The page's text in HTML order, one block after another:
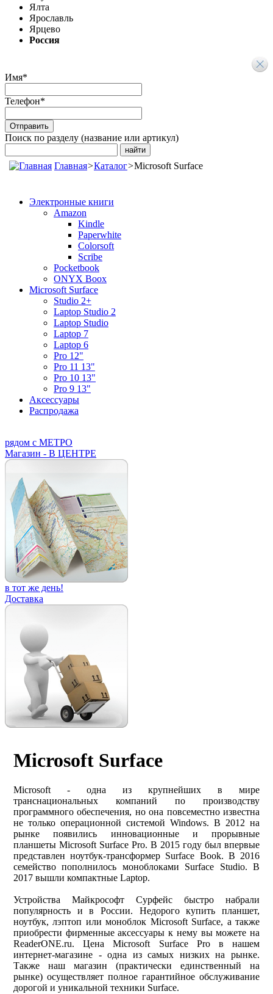
Ялта
Ярославль
Ярцево
Россия
Имя*
Телефон*
Поиск по разделу (название или артикул)
Главная>Каталог>Microsoft Surface
Электронные книги
Amazon
Kindle
Paperwhite
Colorsoft
Scribe
Pocketbook
ONYX Boox
Microsoft Surface
Studio 2+
Laptop Studio 2
Laptop Studio
Laptop 7
Laptop 6
Pro 12"
Pro 11 13"
Pro 10 13"
Pro 9 13"
Аксессуары
Распродажа
рядом с МЕТРО
Магазин - В ЦЕНТРЕ
в тот же день!
Доставка
Microsoft Surface
Microsoft - одна из крупнейших в мире
транснациональных компаний по производству
программного обеспечения, но она повсеместно известна
не только операционной системой Windows. В 2012 на
рынке появились инновационные и прорывные
планшеты Microsoft Surface Pro. В 2015 году был впервые
представлен ноутбук-трансформер Surface Book. В 2016
семейство пополнилось моноблоками Surface Studio. В
2017 вышли компактные Laptop.
Устройства Майкрософт Сурфейс быстро набрали
популярность и в России. Недорого купить планшет,
ноутбук, лэптоп или моноблок Microsoft Surface, а также
приобрести фирменные аксессуары к нему вы можете на
ReaderONE.ru. Цена Microsoft Surface Pro в нашем
интернет-магазине - одна из самых низких на рынке.
Также наш магазин (практически единственный на
рынке) осуществляет полное гарантийное обслуживание
дорогой и уникальной техники Surface.